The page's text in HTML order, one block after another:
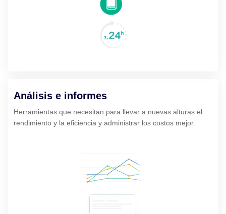
Análisis e informes
Herramientas que necesitan para llevar a nuevas alturas el
rendimiento y la eficiencia y administrar los costos mejor.